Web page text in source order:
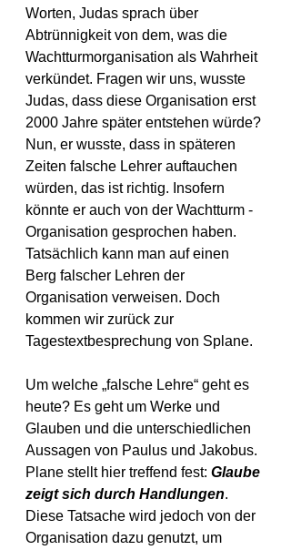
Worten, Judas sprach über
Abtrünnigkeit von dem, was die
Wachtturmorganisation als Wahrheit
verkündet. Fragen wir uns, wusste
Judas, dass diese Organisation erst
2000 Jahre später entstehen würde?
Nun, er wusste, dass in späteren
Zeiten falsche Lehrer auftauchen
würden, das ist richtig. Insofern
könnte er auch von der Wachtturm -
Organisation gesprochen haben.
Tatsächlich kann man auf einen
Berg falscher Lehren der
Organisation verweisen. Doch
kommen wir zurück zur
Tagestextbesprechung von Splane.
Um welche „falsche Lehre“ geht es
heute? Es geht um Werke und
Glauben und die unterschiedlichen
Aussagen von Paulus und Jakobus.
Plane stellt hier treffend fest: Glaube
zeigt sich durch Handlungen.
Diese Tatsache wird jedoch von der
Organisation dazu genutzt, um